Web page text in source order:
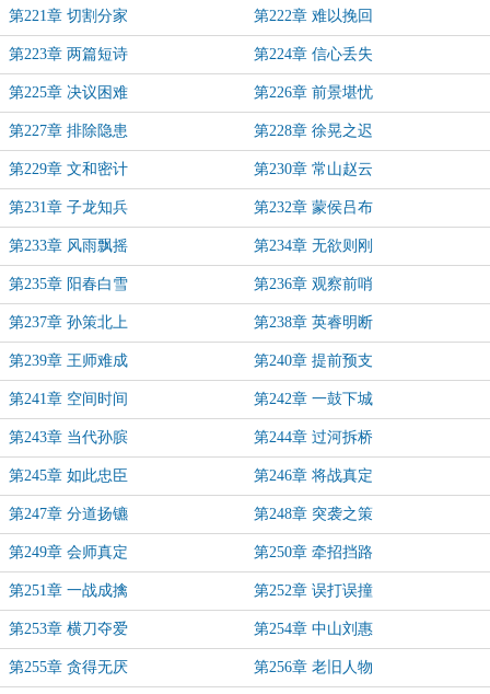
第221章 切割分家 第222章 难以挽回
第223章 两篇短诗 第224章 信心丢失
第225章 决议困难 第226章 前景堪忧
第227章 排除隐患 第228章 徐晃之迟
第229章 文和密计 第230章 常山赵云
第231章 子龙知兵 第232章 蒙侯吕布
第233章 风雨飘摇 第234章 无欲则刚
第235章 阳春白雪 第236章 观察前哨
第237章 孙策北上 第238章 英睿明断
第239章 王师难成 第240章 提前预支
第241章 空间时间 第242章 一鼓下城
第243章 当代孙膑 第244章 过河拆桥
第245章 如此忠臣 第246章 将战真定
第247章 分道扬镳 第248章 突袭之策
第249章 会师真定 第250章 牵招挡路
第251章 一战成擒 第252章 误打误撞
第253章 横刀夺爱 第254章 中山刘惠
第255章 贪得无厌 第256章 老旧人物